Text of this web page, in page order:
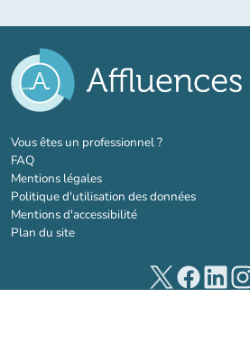
Vous êtes un professionnel ?(nouvel onglet)
FAQ
Mentions légales
Politique d'utilisation des données
Mentions d'accessibilité
Plan du site
(nouvel(nouvel